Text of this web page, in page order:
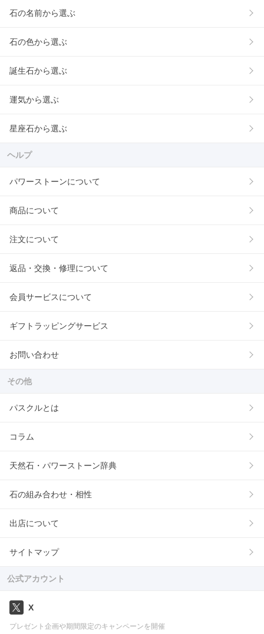
石の名前から選ぶ
石の色から選ぶ
誕生石から選ぶ
運気から選ぶ
星座石から選ぶ
ヘルプ
パワーストーンについて
商品について
注文について
返品・交換・修理について
会員サービスについて
ギフトラッピングサービス
お問い合わせ
その他
パスクルとは
コラム
天然石・パワーストーン辞典
石の組み合わせ・相性
出店について
サイトマップ
公式アカウント
X
プレゼント企画や期間限定のキャンペーンを開催